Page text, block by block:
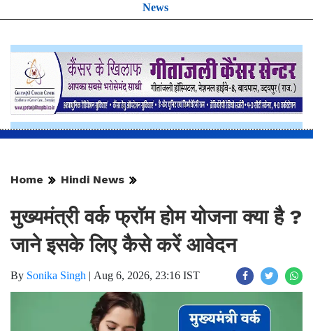
News
Home Hindi News
मुख्यमंत्री वर्क फ्रॉम होम योजना क्या है ?
जाने इसके लिए कैसे करें आवेदन
By Sonika Singh | Aug 6, 2026, 23:16 IST